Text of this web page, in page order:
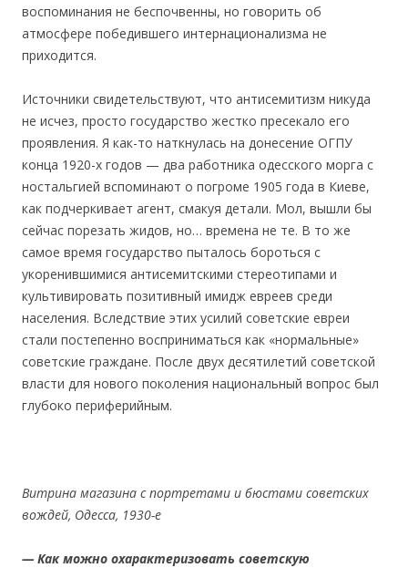
воспоминания не беспочвенны, но говорить об
атмосфере победившего интернационализма не
приходится.
Источники свидетельствуют, что антисемитизм никуда
не исчез, просто государство жестко пресекало его
проявления. Я как-то наткнулась на донесение ОГПУ
конца 1920-х годов — два работника одесского морга с
ностальгией вспоминают о погроме 1905 года в Киеве,
как подчеркивает агент, смакуя детали. Мол, вышли бы
сейчас порезать жидов, но… времена не те. В то же
самое время государство пыталось бороться с
укоренившимися антисемитскими стереотипами и
культивировать позитивный имидж евреев среди
населения. Вследствие этих усилий советские евреи
стали постепенно восприниматься как «нормальные»
советские граждане. После двух десятилетий советской
власти для нового поколения национальный вопрос был
глубоко периферийным.
Витрина магазина с портретами и бюстами советских
вождей, Одесса, 1930-е
— Как можно охарактеризовать советскую